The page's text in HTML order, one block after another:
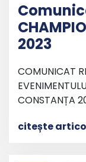
2023
COMUNICAT
CONSTANȚA
citește